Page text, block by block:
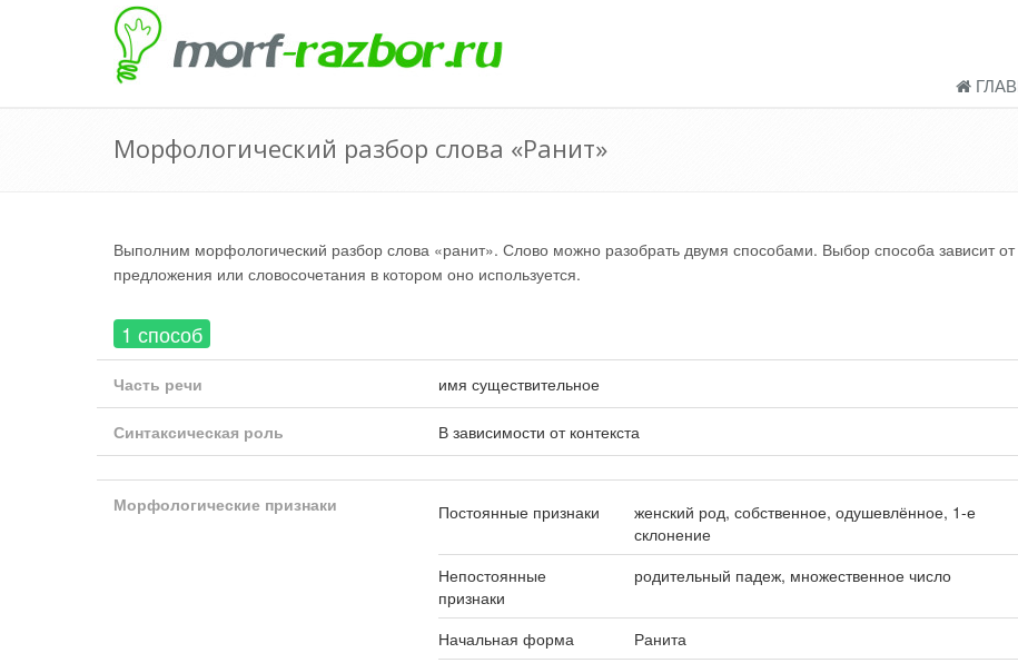
Морфологический разбор слова «Ранит»
Выполним морфологический разбор слова «ранит». Слово можно разобрать двумя способами. Выбор способа зависит от
предложения или словосочетания в котором оно используется.
1 способ
Часть речи имя существительное
Синтаксическая роль В зависимости от контекста
Морфологические признаки Постоянные признаки
женский род, собственное, одушевлённое, 1-е
склонение
Непостоянные
признаки
родительный падеж, множественное число
Начальная форма
Ранита